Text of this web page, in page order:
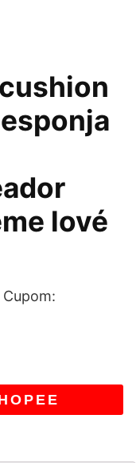
lové